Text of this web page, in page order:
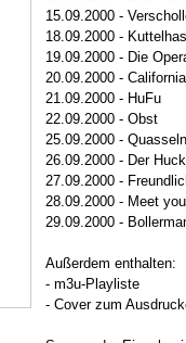
15.09.2000 -
18.09.2000 -
19.09.2000 - Die
20.09.2000 -
21.09.2000 - HuFu
22.09.2000 - Obst
25.09.2000 - Quasseln
26.09.2000 - Der
27.09.2000 -
28.09.2000 - Meet
29.09.2000 -
Außerdem enthalten:
- m3u-Playliste
- Cover zum